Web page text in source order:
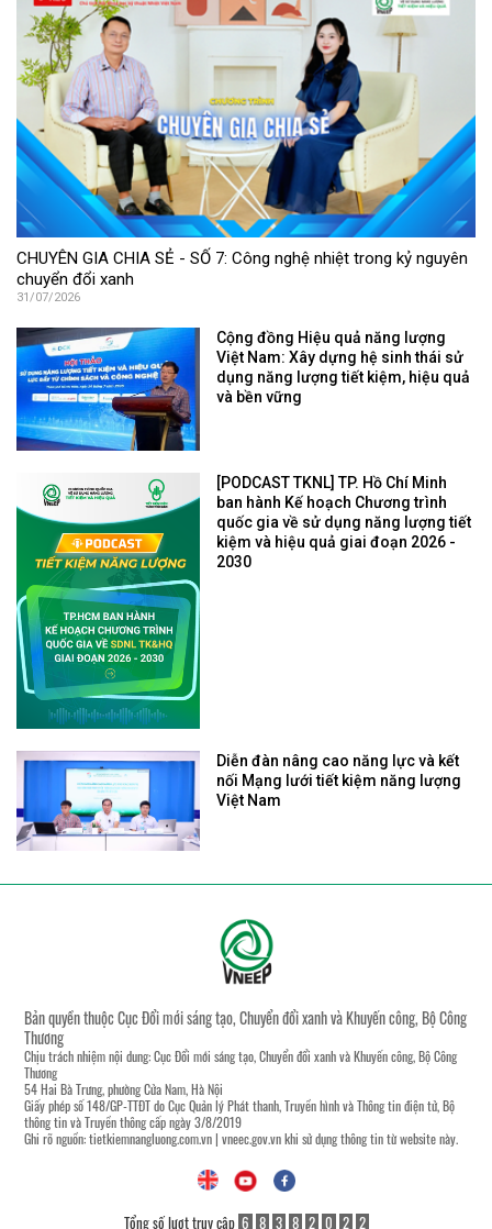
CHUYÊN GIA CHIA SẺ - SỐ 7: Công nghệ nhiệt trong kỷ nguyên
chuyển đổi xanh
31/07/2026
Cộng đồng Hiệu quả năng lượng
Việt Nam: Xây dựng hệ sinh thái sử
dụng năng lượng tiết kiệm, hiệu quả
và bền vững
[PODCAST TKNL] TP. Hồ Chí Minh
ban hành Kế hoạch Chương trình
quốc gia về sử dụng năng lượng tiết
kiệm và hiệu quả giai đoạn 2026 -
2030
Diễn đàn nâng cao năng lực và kết
nối Mạng lưới tiết kiệm năng lượng
Việt Nam
Bản quyền thuộc Cục Đổi mới sáng tạo, Chuyển đổi xanh và Khuyến công, Bộ Công
Thương
Chịu trách nhiệm nội dung: Cục Đổi mới sáng tạo, Chuyển đổi xanh và Khuyến công, Bộ Công
Thương
54 Hai Bà Trưng, phường Cửa Nam, Hà Nội
Giấy phép số 148/GP-TTĐT do Cục Quản lý Phát thanh, Truyền hình và Thông tin điện tử, Bộ
thông tin và Truyền thông cấp ngày 3/8/2019
Ghi rõ nguồn:tietkiemnangluong.com.vn| vneec.gov.vnkhi sử dụng thông tin từ website này.
Tổng số lượt truy cập 6 8 3 8 2 0 2 2